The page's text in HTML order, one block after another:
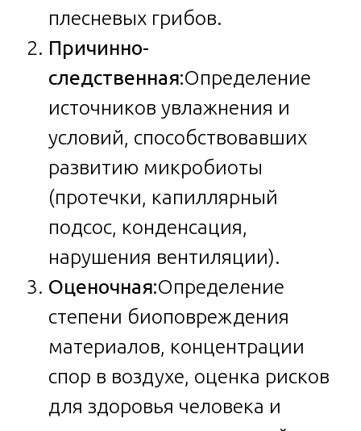
плесневых грибов.
Причинно-
следственная:Определение
источников увлажнения и
условий, способствовавших
развитию микробиоты
(протечки, капиллярный
подсос, конденсация,
нарушения вентиляции).
Оценочная:Определение
степени биоповреждения
материалов, концентрации
спор в воздухе, оценка рисков
для здоровья человека и